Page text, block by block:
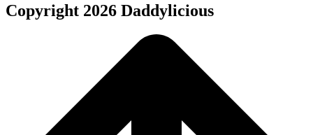
Copyright 2026 Daddylicious